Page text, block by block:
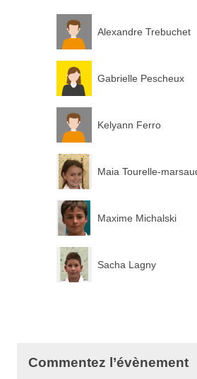
Alexandre Trebuchet
Gabrielle Pescheux
Kelyann Ferro
Maia Tourelle-
Maxime Michalski
Sacha Lagny
Commentez l’évènement